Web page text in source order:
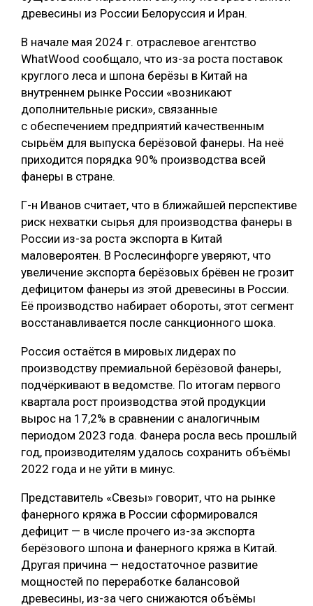
древесины из России Белоруссия и Иран.
В начале мая 2024 г. отраслевое агентство
WhatWood сообщало, что из-за роста поставок
круглого леса и шпона берёзы в Китай на
внутреннем рынке России «возникают
дополнительные риски», связанные
с обеспечением предприятий качественным
сырьём для выпуска берёзовой фанеры. На неё
приходится порядка 90% производства всей
фанеры в стране.
Г-н Иванов считает, что в ближайшей перспективе
риск нехватки сырья для производства фанеры в
России из-за роста экспорта в Китай
маловероятен. В Рослесинфорге уверяют, что
увеличение экспорта берёзовых брёвен не грозит
дефицитом фанеры из этой древесины в России.
Её производство набирает обороты, этот сегмент
восстанавливается после санкционного шока.
Россия остаётся в мировых лидерах по
производству премиальной берёзовой фанеры,
подчёркивают в ведомстве. По итогам первого
квартала рост производства этой продукции
вырос на 17,2% в сравнении с аналогичным
периодом 2023 года. Фанера росла весь прошлый
год, производителям удалось сохранить объёмы
2022 года и не уйти в минус.
Представитель «Свезы» говорит, что на рынке
фанерного кряжа в России сформировался
дефицит — в числе прочего из-за экспорта
берёзового шпона и фанерного кряжа в Китай.
Другая причина — недостаточное развитие
мощностей по переработке балансовой
древесины, из-за чего снижаются объёмы